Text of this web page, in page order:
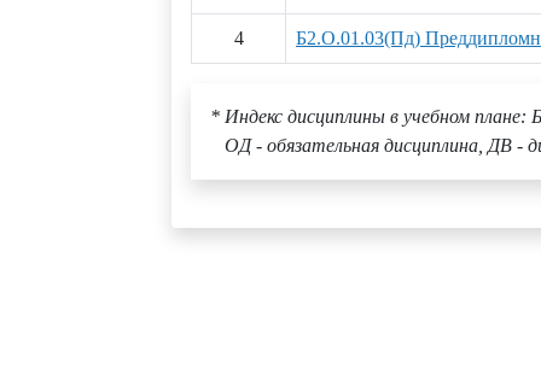
4 Б2.О.01.03(Пд)
* Индекс дисциплины в учебном плане:
ОД - обязательная дисциплина, ДВ -